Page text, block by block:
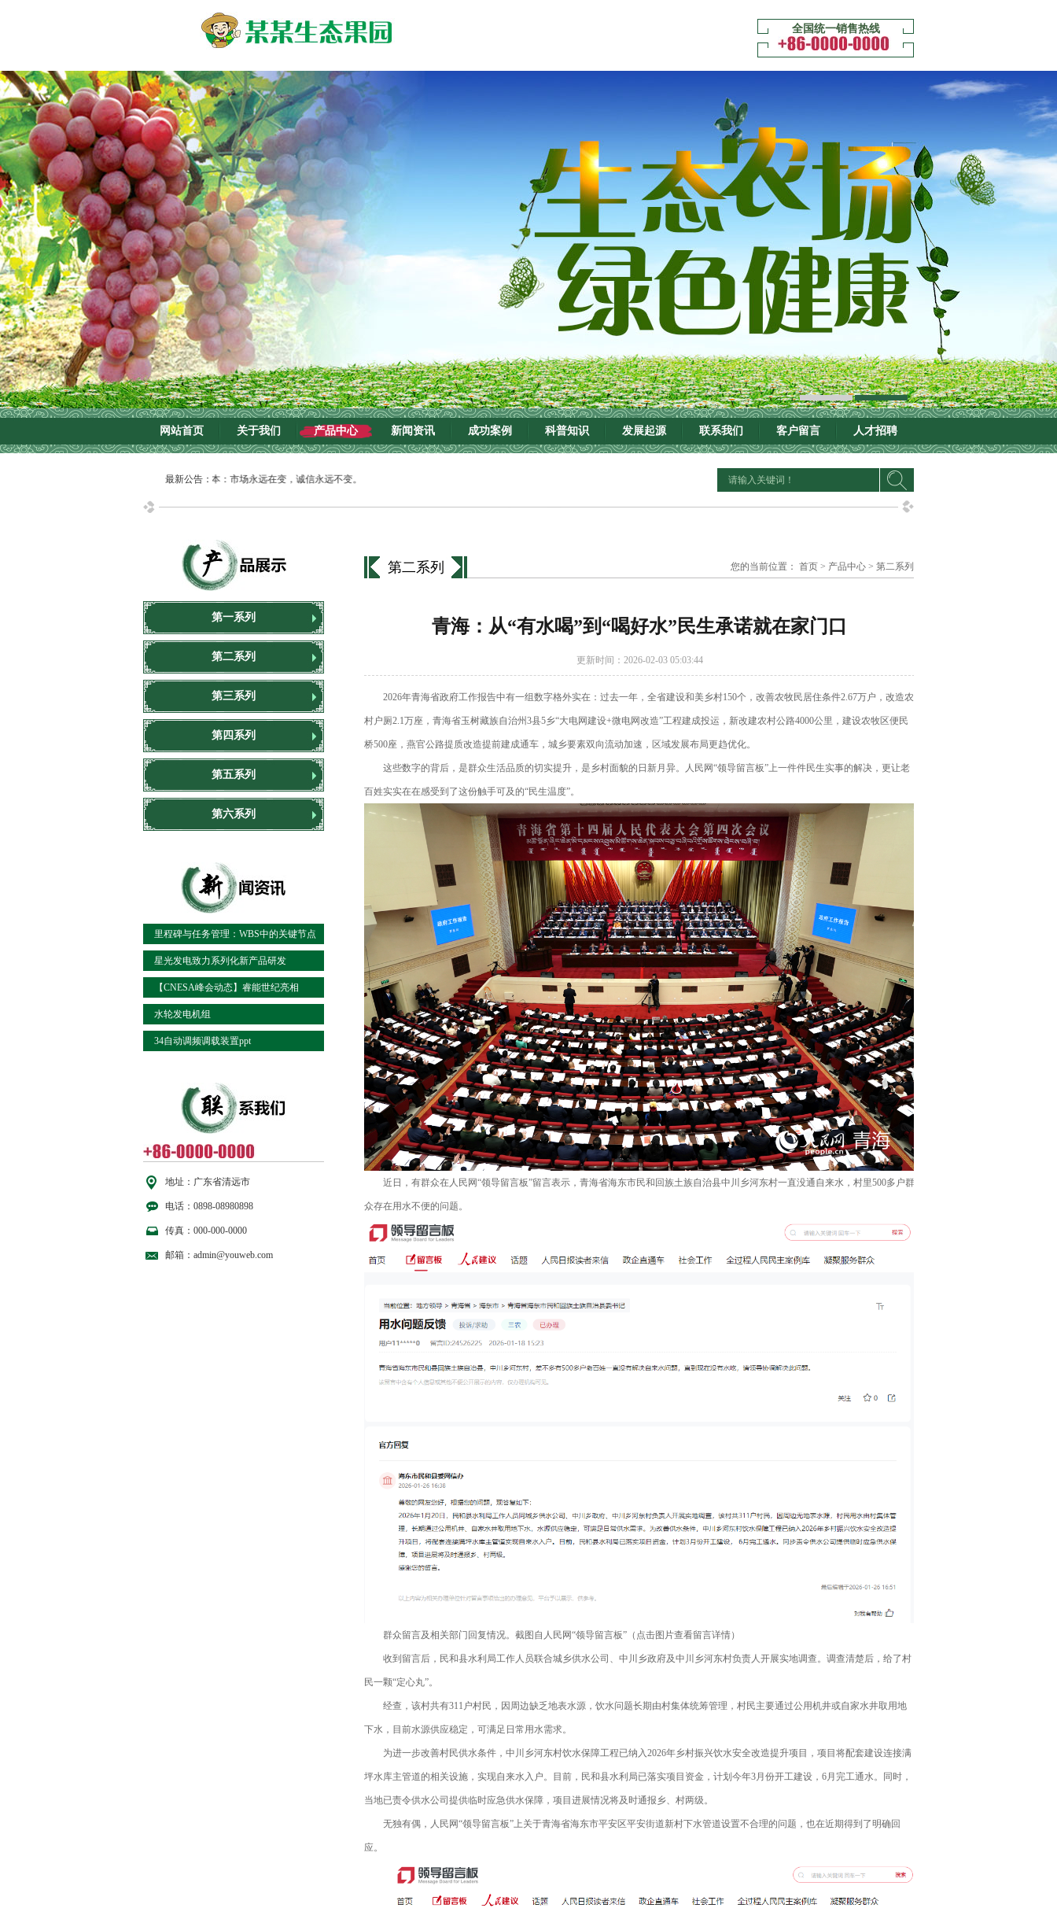
全国统一销售热线
网站首页 关于我们 产品中心 新闻资讯 成功案例 科普知识 发展起源 联系我们 客户留言 人才招聘
最新公告：
诚信为本：市场永远在变，诚信永远不变。
第一系列
第二系列
第三系列
第四系列
第五系列
第六系列
里程碑与任务管理：WBS中的关键节点
控制
星光发电致力系列化新产品研发
【CNESA峰会动态】睿能世纪亮相
ESIE2017火电储能联
水轮发电机组
34自动调频调载装置ppt
地址：广东省清远市
电话：0898-08980898
传真：000-000-0000
邮箱：admin@youweb.com
第二系列 您的当前位置： 首页 > 产品中心 > 第二系列
青海：从“有水喝”到“喝好水”民生承诺就在家门口
更新时间：2026-02-03 05:03:44
2026年青海省政府工作报告中有一组数字格外实在：过去一年，全省建设和美乡村150个，改善农牧民居住条件2.67万户，改造农
村户厕2.1万座，青海省玉树藏族自治州3县5乡“大电网建设+微电网改造”工程建成投运，新改建农村公路4000公里，建设农牧区便民
桥500座，燕官公路提质改造提前建成通车，城乡要素双向流动加速，区域发展布局更趋优化。
这些数字的背后，是群众生活品质的切实提升，是乡村面貌的日新月异。人民网“领导留言板”上一件件民生实事的解决，更让老
百姓实实在在感受到了这份触手可及的“民生温度”。
近日，有群众在人民网“领导留言板”留言表示，青海省海东市民和回族土族自治县中川乡河东村一直没通自来水，村里500多户群
众存在用水不便的问题。
群众留言及相关部门回复情况。截图自人民网“领导留言板”（点击图片查看留言详情）
收到留言后，民和县水利局工作人员联合城乡供水公司、中川乡政府及中川乡河东村负责人开展实地调查。调查清楚后，给了村
民一颗“定心丸”。
经查，该村共有311户村民，因周边缺乏地表水源，饮水问题长期由村集体统筹管理，村民主要通过公用机井或自家水井取用地
下水，目前水源供应稳定，可满足日常用水需求。
为进一步改善村民供水条件，中川乡河东村饮水保障工程已纳入2026年乡村振兴饮水安全改造提升项目，项目将配套建设连接满
坪水库主管道的相关设施，实现自来水入户。目前，民和县水利局已落实项目资金，计划今年3月份开工建设，6月完工通水。同时，
当地已责令供水公司提供临时应急供水保障，项目进展情况将及时通报乡、村两级。
无独有偶，人民网“领导留言板”上关于青海省海东市平安区平安街道新村下水管道设置不合理的问题，也在近期得到了明确回
应。